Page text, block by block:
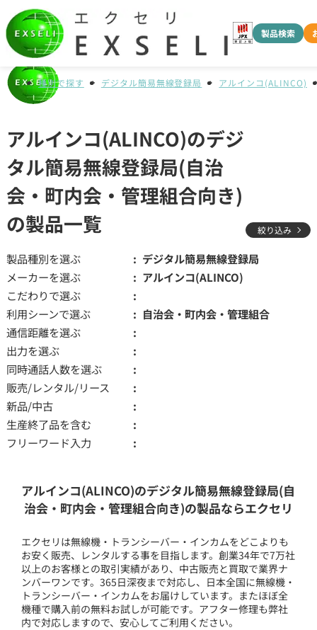
製品検索
種別で探す デジタル簡易無線登録局 アルインコ(ALINCO)
アルインコ(ALINCO)のデジ
タル簡易無線登録局(自治
会・町内会・管理組合向き)
の製品一覧
絞り込み
製品種別を選ぶ
デジタル簡易無線登録局
メーカーを選ぶ
アルインコ(ALINCO)
こだわりで選ぶ
利用シーンで選ぶ
自治会・町内会・管理組合
通信距離を選ぶ
出力を選ぶ
同時通話人数を選ぶ
販売/レンタル/リース
新品/中古
生産終了品を含む
フリーワード入力
アルインコ(ALINCO)のデジタル簡易無線登録局(自
治会・町内会・管理組合向き)の製品ならエクセリ
エクセリは無線機・トランシーバー・インカムをどこよりも
お安く販売、レンタルする事を目指します。創業34年で7万社
以上のお客様との取引実績があり、中古販売と買取で業界ナ
ンバーワンです。365日深夜まで対応し、日本全国に無線機・
トランシーバー・インカムをお届けしています。またほぼ全
機種で購入前の無料お試しが可能です。アフター修理も弊社
内で対応しますので、安心してご利用ください。